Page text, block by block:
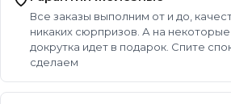
Все заказы выполним от и до,
никаких сюрпризов. А на
докрутка идет в подарок. Спите
сделаем